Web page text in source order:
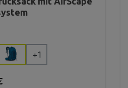
auswählen
+1
Preis: